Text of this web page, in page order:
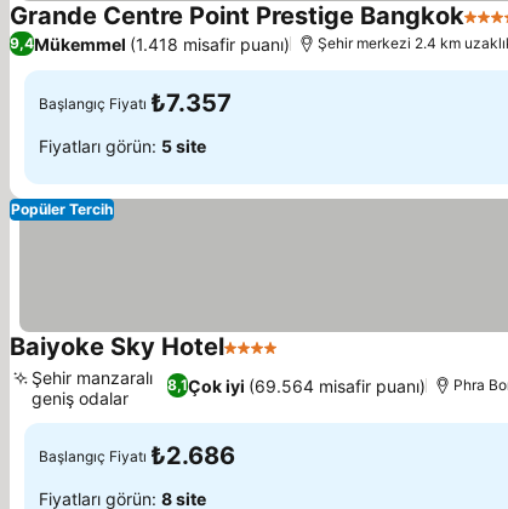
Grande Centre Point Prestige Bangkok5
9,4Mükemmel (1.418 misafir puanı) Şehir merkezi 2.4 km
Başlangıç Fiyatı ₺7.357
Fiyatları görün: 5 site
Popüler Tercih
Baiyoke Sky Hotel4 Yıldız
8,1Çok iyi (69.564 misafir puanı)
Şehir manzaralı
geniş odalar
Phra
Başlangıç Fiyatı ₺2.686
Fiyatları görün: 8 site